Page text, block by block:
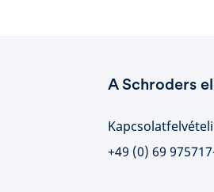
A Schroders
+49 (0) 69